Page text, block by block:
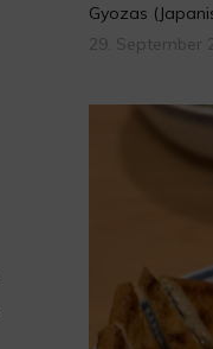
Gyozas
29. September